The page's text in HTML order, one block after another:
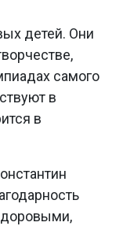
детей. Они
самого
в
в